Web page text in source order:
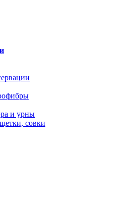
и урны
совки